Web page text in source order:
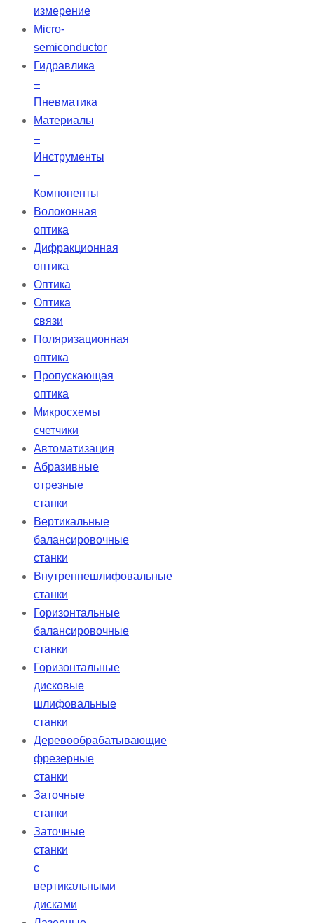
измерение
Micro-
semiconductor
Гидравлика
–
Пневматика
Материалы
–
Инструменты
–
Компоненты
Волоконная
оптика
Дифракционная
оптика
Оптика
Оптика
связи
Поляризационная
оптика
Пропускающая
оптика
Микросхемы
счетчики
Автоматизация
Абразивные
отрезные
станки
Вертикальные
балансировочные
станки
Внутреннешлифовальные
станки
Горизонтальные
балансировочные
станки
Горизонтальные
дисковые
шлифовальные
станки
Деревообрабатывающие
фрезерные
станки
Заточные
станки
Заточные
станки
с
вертикальными
дисками